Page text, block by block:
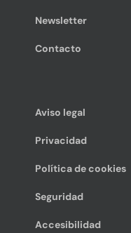
Newsletter
Contacto
Aviso legal
Privacidad
Política de cookies
Seguridad
Accesibilidad